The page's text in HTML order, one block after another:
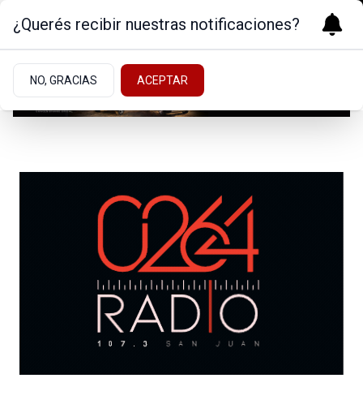
¿Querés recibir nuestras notificaciones?
NO, GRACIAS ACEPTAR